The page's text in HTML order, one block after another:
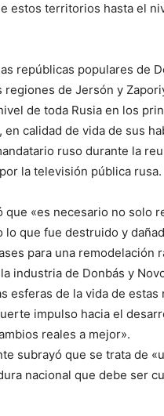
estos territorios hasta el
repúblicas populares de
regiones de Jersón y
de toda Rusia en los
en calidad de vida de sus
ruso durante la
la televisión pública rusa.
que «es necesario no solo
lo que fue destruido y
para una remodelación
industria de Donbás y
esferas de la vida de estas
impulso hacia el
reales a mejor».
subrayó que se trata de
nacional que debe ser